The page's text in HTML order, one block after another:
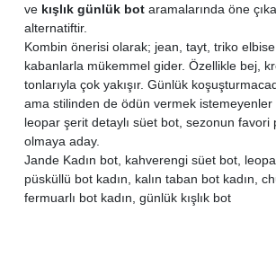
ve kışlık günlük botaramalarında öne
alternatiftir.
Kombin önerisi olarak; jean, tayt, triko
kabanlarla mükemmel gider. Özellikle bej,
tonlarıyla çok yakışır. Günlük
ama stilinden de ödün vermek istemeyenler
leopar şerit detaylı süet bot, sezonun favori
olmaya aday.
Jande Kadın bot, kahverengi süet bot,
püsküllü bot kadın, kalın taban bot kadın,
fermuarlı bot kadın, günlük kışlık bot